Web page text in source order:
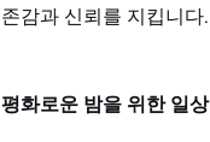
존감과 신뢰를 지킵니
평화로운 밤을 위한 일